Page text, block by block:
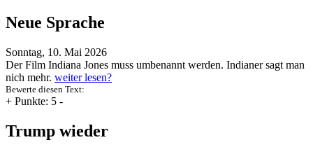
Neue Sprache
Sonntag, 10. Mai 2026
Der Film Indiana Jones muss umbenannt werden. Indianer sagt man
nich mehr. weiter lesen?
Bewerte diesen Text:
+ Punkte: 5 -
Trump wieder